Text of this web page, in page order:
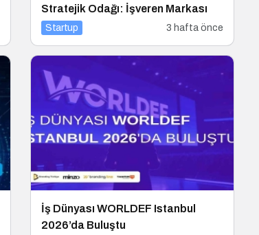
Stratejik Odağı: İşveren Markası
Startup 3 hafta önce
İş Dünyası WORLDEF Istanbul
2026’da Buluştu